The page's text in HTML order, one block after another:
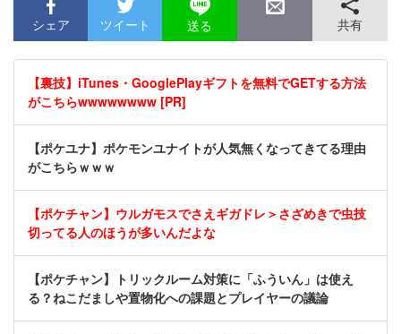
シェア ツイート 送る 共有
【裏技】iTunes・GooglePlayギフトを無料でGETする方法
がこちらwwwwwwww [PR]
【ポケユナ】ポケモンユナイトが人気無くなってきてる理由
がこちらｗｗｗ
【ポケチャン】ウルガモスでさえギガドレ＞さざめきで虫技
切ってる人のほうが多いんだよな
【ポケチャン】トリックルーム対策に「ふういん」は使え
る？ねこだましや置物化への課題とプレイヤーの議論